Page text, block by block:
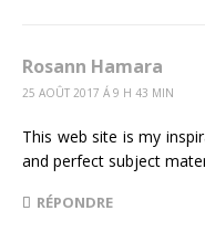
Rosann Hamara
25 AOÛT 2017 Á 9 H 43 MIN
This web site is my
and perfect subject
RÉPONDRE